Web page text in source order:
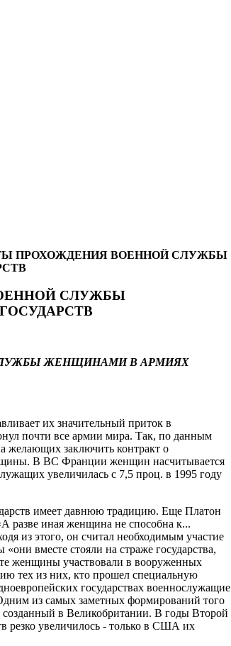
ПРОХОЖДЕНИЯ ВОЕННОЙ СЛУЖБЫ
СЛУЖБЫ
ЖЕНЩИНАМИ В АРМИЯХ
их значительный приток в
почти все армии мира. Так, по данным
желающих заключить контракт о
В ВС Франции женщин насчитывается
увеличилась с 7,5 проц. в 1995 году
имеет давнюю традицию. Еще Платон
разве иная женщина не способна к...
из этого, он считал необходимым участие
вместе стояли на страже государства,
женщины участвовали в вооруженных
тех из них, кто прошел специальную
государствах военнослужащие
из самых заметных формирований того
в Великобритании. В годы Второй
резко увеличилось - только в США их